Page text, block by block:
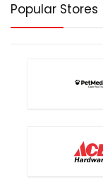
Popular Stores